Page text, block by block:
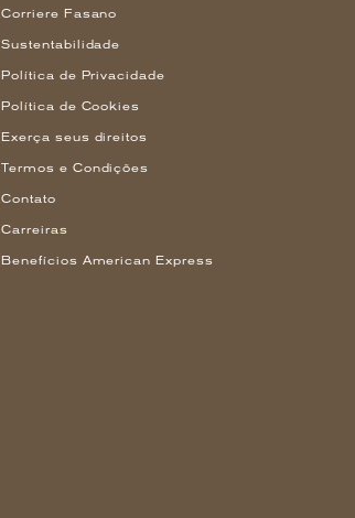
Corriere Fasano
Sustentabilidade
Política de Privacidade
Política de Cookies
Exerça seus direitos
Termos e Condições
Contato
Carreiras
Benefícios American Express